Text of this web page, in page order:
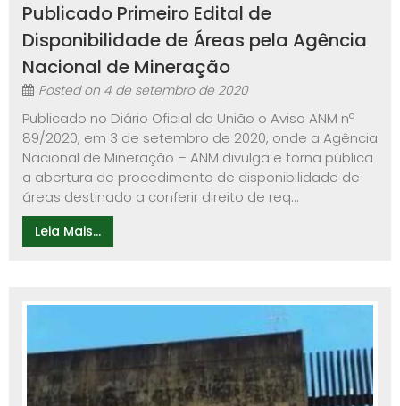
Publicado Primeiro Edital de
Disponibilidade de Áreas pela Agência
Nacional de Mineração
Posted on 4 de setembro de 2020
Publicado no Diário Oficial da União o Aviso ANM nº
89/2020, em 3 de setembro de 2020, onde a Agência
Nacional de Mineração – ANM divulga e torna pública
a abertura de procedimento de disponibilidade de
áreas destinado a conferir direito de req...
Leia Mais...